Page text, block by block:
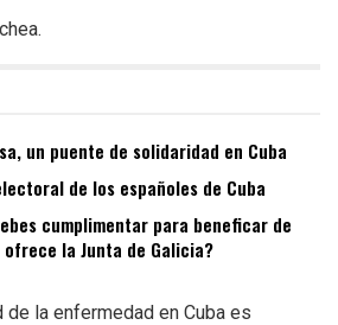
un puente de solidaridad en Cuba
de los españoles de Cuba
cumplimentar para beneficar de
ofrece la Junta de Galicia?
la enfermedad en Cuba es